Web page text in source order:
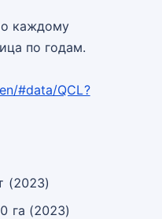
каждому
по годам.
#data/QCL?
(2023)
га (2023)